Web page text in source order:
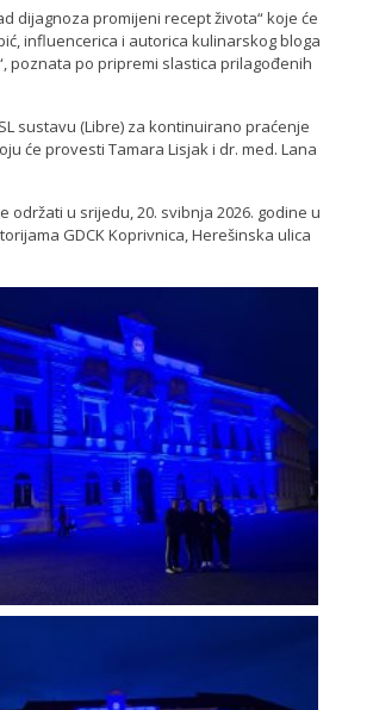
dijagnoza promijeni recept života“ koje će
influencerica i autorica kulinarskog bloga
poznata po pripremi slastica prilagođenih
sustavu (Libre) za kontinuirano praćenje
će provesti Tamara Lisjak i dr. med. Lana
održati u srijedu, 20. svibnja 2026. godine u
GDCK Koprivnica, Herešinska ulica